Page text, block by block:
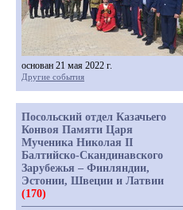
основан 21 мая 2022 г.
Другие события
Посольский отдел Казачьего
Конвоя Памяти Царя
Мученика Николая II
Балтийско-Скандинавского
Зарубежья – Финляндии,
Эстонии, Швеции и Латвии
(170)